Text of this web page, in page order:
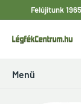
tartalomhoz
Felújítunk
LegfekCentrum.hu
Menü